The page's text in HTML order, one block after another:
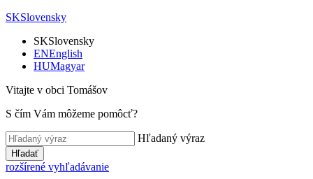
SKSlovensky
SKSlovensky
ENEnglish
HUMagyar
Vitajte v obci Tomášov
S čím Vám môžeme pomôcť?
Hľadaný výraz
Hľadať
rozšírené vyhľadávanie